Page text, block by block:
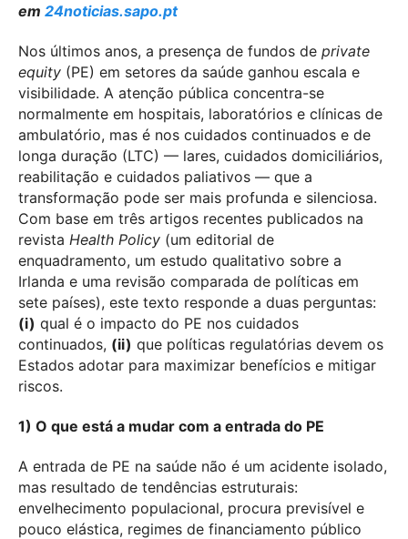
em 24noticias.sapo.pt
Nos últimos anos, a presença de fundos de private
equity (PE) em setores da saúde ganhou escala e
visibilidade. A atenção pública concentra-se
normalmente em hospitais, laboratórios e clínicas de
ambulatório, mas é nos cuidados continuados e de
longa duração (LTC) — lares, cuidados domiciliários,
reabilitação e cuidados paliativos — que a
transformação pode ser mais profunda e silenciosa.
Com base em três artigos recentes publicados na
revista Health Policy (um editorial de
enquadramento, um estudo qualitativo sobre a
Irlanda e uma revisão comparada de políticas em
sete países), este texto responde a duas perguntas:
(i) qual é o impacto do PE nos cuidados
continuados, (ii) que políticas regulatórias devem os
Estados adotar para maximizar benefícios e mitigar
riscos.
1) O que está a mudar com a entrada do PE
A entrada de PE na saúde não é um acidente isolado,
mas resultado de tendências estruturais:
envelhecimento populacional, procura previsível e
pouco elástica, regimes de financiamento público